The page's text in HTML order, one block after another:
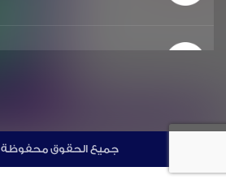
©جميع الحقوق محفوظة 2026